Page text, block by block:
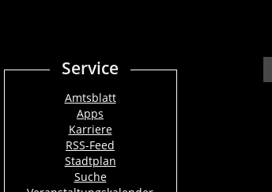
Service
Amtsblatt
Apps
Karriere
RSS-Feed
Stadtplan
Suche